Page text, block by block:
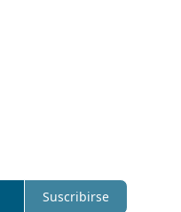
Suscribirse